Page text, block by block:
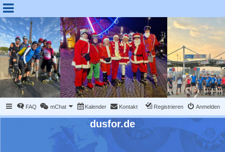
FAQ mChat Kalender Kontakt Anmelden
Registrieren
dusfor.de